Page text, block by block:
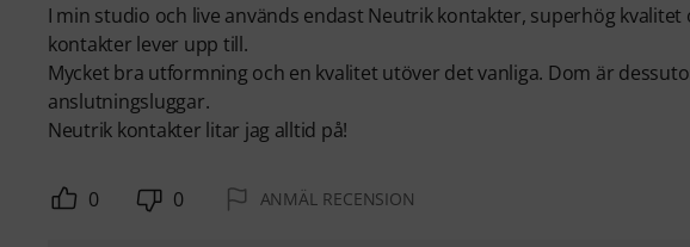
I min studio och live används endast Neutrik kontakter, superhög
kontakter lever upp till.
Mycket bra utformning och en kvalitet utöver det vanliga. Dom är
anslutningsluggar.
Neutrik kontakter litar jag alltid på!
0 0 ANMÄL RECENSION